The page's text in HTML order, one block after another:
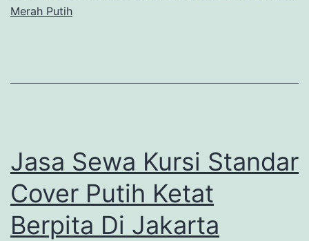
Merah Putih
Jasa Sewa Kursi Standar
Cover Putih Ketat
Berpita Di Jakarta